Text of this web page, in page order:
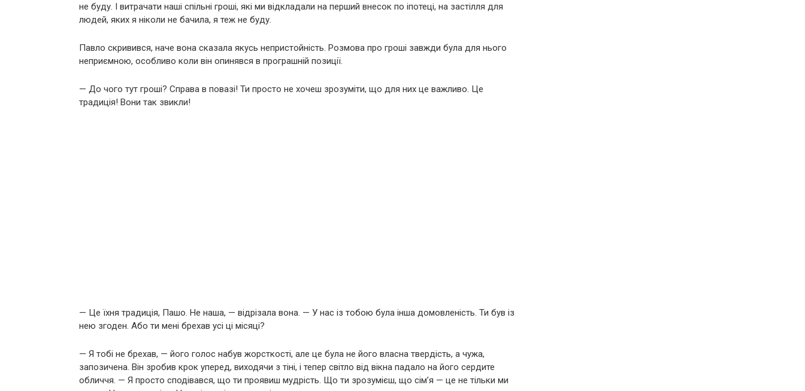
не буду. І витрачати наші спільні гроші, які ми відкладали на перший внесок по іпотеці, на застілля для
людей, яких я ніколи не бачила, я теж не буду.
Павло скривився, наче вона сказала якусь непристойність. Розмова про гроші завжди була для нього
неприємною, особливо коли він опинявся в програшній позиції.
— До чого тут гроші? Справа в повазі! Ти просто не хочеш зрозуміти, що для них це важливо. Це
традиція! Вони так звикли!
— Це їхня традиція, Пашо. Не наша, — відрізала вона. — У нас із тобою була інша домовленість. Ти був із
нею згоден. Або ти мені брехав усі ці місяці?
— Я тобі не брехав, — його голос набув жорсткості, але це була не його власна твердість, а чужа,
запозичена. Він зробив крок уперед, виходячи з тіні, і тепер світло від вікна падало на його сердите
обличчя. — Я просто сподівався, що ти проявиш мудрість. Що ти зрозумієш, що сім’я — це не тільки ми